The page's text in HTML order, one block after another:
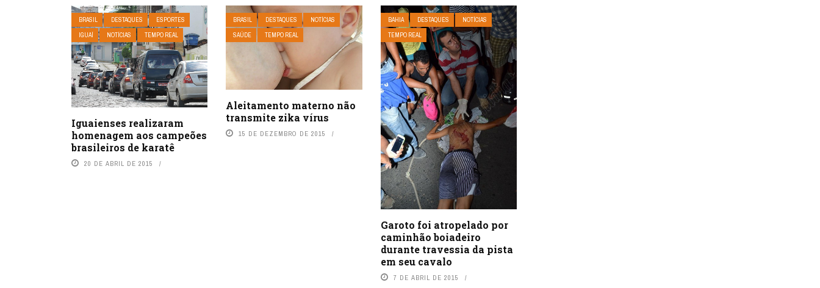
BRASIL DESTAQUES
ESPORTES
IGUAÍ
NOTÍCIAS TEMPO REAL
Iguaienses realizaram
homenagem aos campeões
brasileiros de karatê
20 DE ABRIL DE 2015
BRASIL DESTAQUES
NOTÍCIAS
SAÚDE
TEMPO REAL
Aleitamento materno não
transmite zika vírus
15 DE DEZEMBRO DE 2015
BAHIA DESTAQUES
NOTÍCIAS
TEMPO REAL
Garoto foi atropelado por
caminhão boiadeiro
durante travessia da pista
em seu cavalo
7 DE ABRIL DE 2015